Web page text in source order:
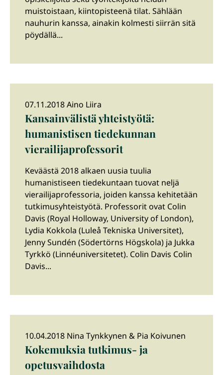
muistoistaan, kiintopisteenä tilat. Sählään
nauhurin kanssa, ainakin kolmesti siirrän sitä
pöydällä...
07.11.2018 Aino Liira
Kansainvälistä yhteistyötä:
humanistisen tiedekunnan
vierailijaprofessorit
Keväästä 2018 alkaen uusia tuulia
humanistiseen tiedekuntaan tuovat neljä
vierailijaprofessoria, joiden kanssa kehitetään
tutkimusyhteistyötä. Professorit ovat Colin
Davis (Royal Holloway, University of London),
Lydia Kokkola (Luleå Tekniska Universitet),
Jenny Sundén (Södertörns Högskola) ja Jukka
Tyrkkö (Linnéuniversitetet). Colin Davis Colin
Davis...
10.04.2018 Nina Tynkkynen & Pia Koivunen
Kokemuksia tutkimus- ja
opetusvaihdosta